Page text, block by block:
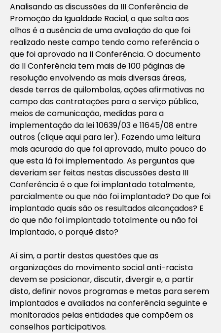
Analisando as discussões da III Conferência de
Promoção da Igualdade Racial, o que salta aos
olhos é a ausência de uma avaliação do que foi
realizado neste campo tendo como referência o
que foi aprovado na II Conferência. O documento
da II Conferência tem mais de 100 páginas de
resolução envolvendo as mais diversas áreas,
desde terras de quilombolas, ações afirmativas no
campo das contratações para o serviço público,
meios de comunicação, medidas para a
implementação da lei 10639/03 e 11645/08 entre
outros (clique aqui para ler). Fazendo uma leitura
mais acurada do que foi aprovado, muito pouco do
que esta lá foi implementado. As perguntas que
deveriam ser feitas nestas discussões desta III
Conferência é o que foi implantado totalmente,
parcialmente ou que não foi implantado? Do que foi
implantado quais são os resultados alcançados? E
do que não foi implantado totalmente ou não foi
implantado, o porquê disto?
Aí sim, a partir destas questões que as
organizações do movimento social anti-racista
devem se posicionar, discutir, divergir e, a partir
disto, definir novos programas e metas para serem
implantados e avaliados na conferência seguinte e
monitorados pelas entidades que compõem os
conselhos participativos.